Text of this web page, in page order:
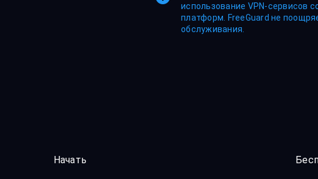
использование VPN-сервисов
платформ. FreeGuard не
обслуживания.
Начать